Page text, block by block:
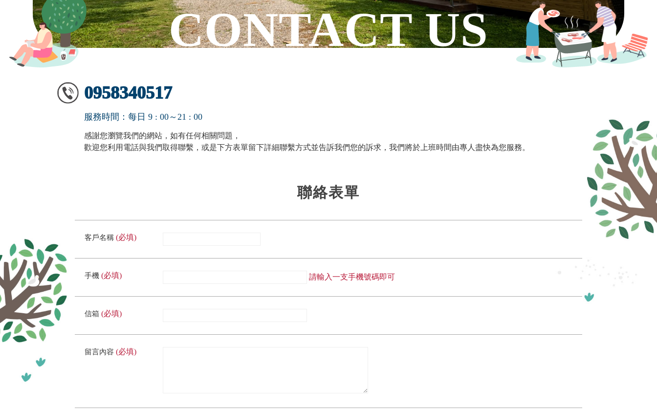
0958340517
服務時間：每日 9 : 00～21 : 00
感謝您瀏覽我們的網站，如有任何相關問題，
歡迎您利用電話與我們取得聯繫，或是下方表單留下詳細聯繫方式並告訴我們您的訴求，我們將於上班時間由專人盡快為您服務。
聯絡表單
客戶名稱 (必填)
手機 (必填) 請輸入一支手機號碼即可
信箱 (必填)
留言內容 (必填)